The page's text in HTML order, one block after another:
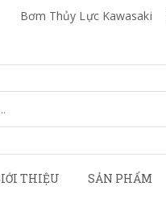
Bơm Thủy Lực Kawasaki
THIỆU SẢN PHẨM